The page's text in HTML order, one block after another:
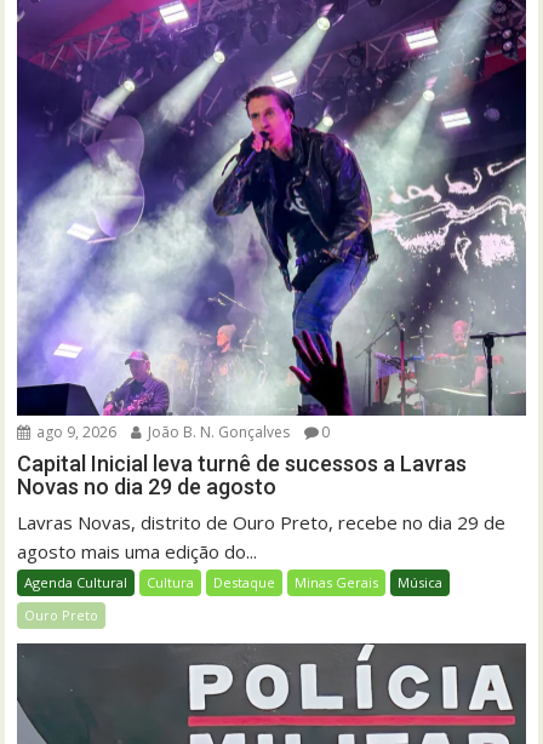
ago 9, 2026 João B. N. Gonçalves 0
Capital Inicial leva turnê de sucessos a Lavras
Novas no dia 29 de agosto
Lavras Novas, distrito de Ouro Preto, recebe no dia 29 de
agosto mais uma edição do...
Agenda Cultural Cultura Destaque Minas Gerais
Música
Ouro Preto